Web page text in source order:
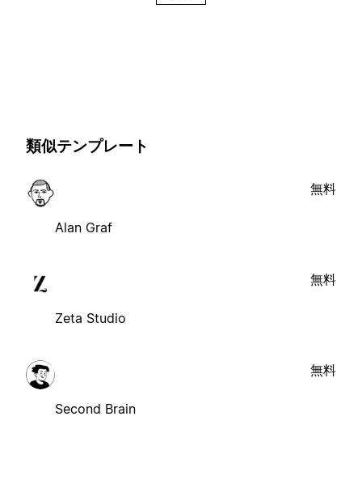
類似テンプレート
Alan Graf
無料
Zeta Studio
無料
Second Brain
無料